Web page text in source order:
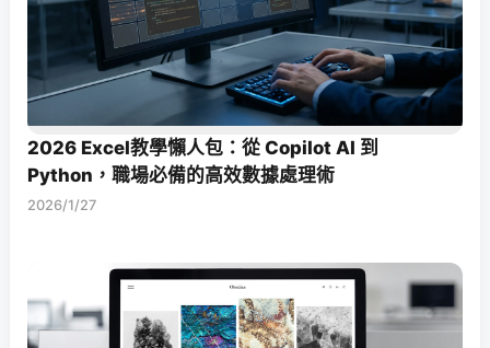
2026 Excel教學懶人包：從 Copilot AI 到
Python，職場必備的高效數據處理術
2026/1/27